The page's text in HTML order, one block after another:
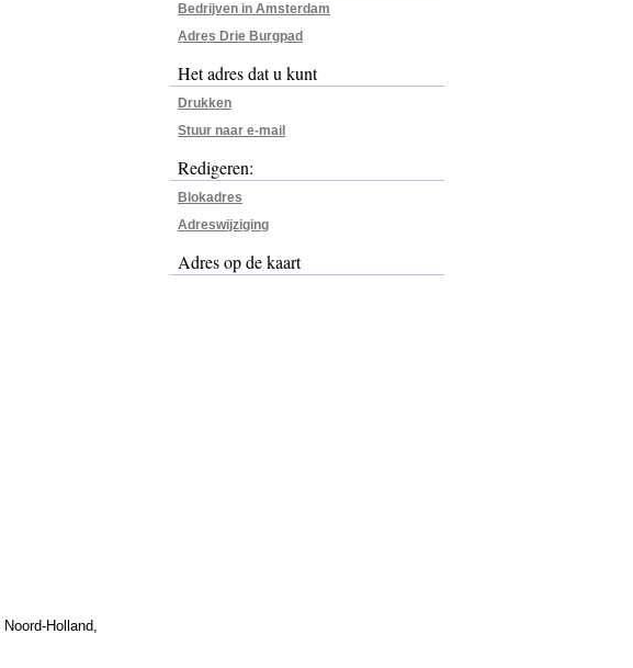
Noord-Holland,
Bedrijven in Amsterdam
Adres Drie Burgpad
Het adres dat u kunt
Drukken
Stuur naar e-mail
Redigeren:
Blokadres
Adreswijziging
Adres op de kaart